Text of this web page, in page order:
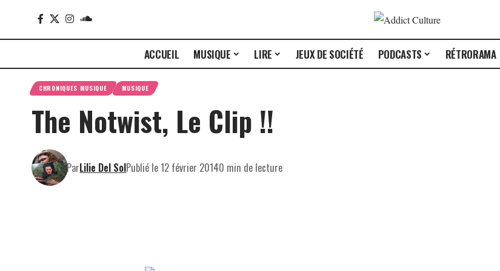
ACCUEIL MUSIQUE LIRE JEUX DE SOCIÉTÉ PODCASTS RÉTRORAMA
CHRONIQUES MUSIQUE MUSIQUE
The Notwist, Le Clip !!
ParLilie Del SolPublié le 12 février 20140 min de lecture